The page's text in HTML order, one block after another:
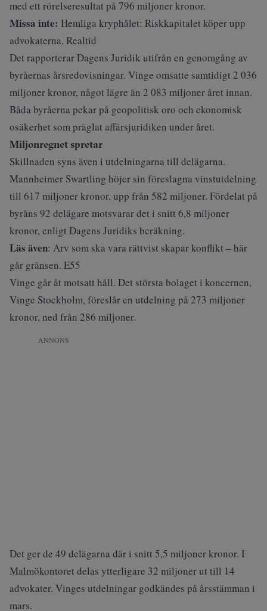
med ett rörelseresultat på 796 miljoner kronor.
Missa inte: Hemliga kryphålet: Riskkapitalet köper upp
advokaterna. Realtid
Det rapporterar Dagens Juridik utifrån en genomgång av
byråernas årsredovisningar. Vinge omsatte samtidigt 2 036
miljoner kronor, något lägre än 2 083 miljoner året innan.
Båda byråerna pekar på geopolitisk oro och ekonomisk
osäkerhet som präglat affärsjuridiken under året.
Miljonregnet spretar
Skillnaden syns även i utdelningarna till delägarna.
Mannheimer Swartling höjer sin föreslagna vinstutdelning
till 617 miljoner kronor, upp från 582 miljoner. Fördelat på
byråns 92 delägare motsvarar det i snitt 6,8 miljoner
kronor, enligt Dagens Juridiks beräkning.
Läs även: Arv som ska vara rättvist skapar konflikt – här
går gränsen. E55
Vinge går åt motsatt håll. Det största bolaget i koncernen,
Vinge Stockholm, föreslår en utdelning på 273 miljoner
kronor, ned från 286 miljoner.
ANNONS
Det ger de 49 delägarna där i snitt 5,5 miljoner kronor. I
Malmökontoret delas ytterligare 32 miljoner ut till 14
advokater. Vinges utdelningar godkändes på årsstämman i
mars.